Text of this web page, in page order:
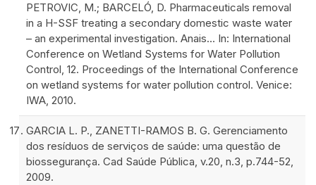
PETROVIC, M.; BARCELÓ, D. Pharmaceuticals removal
in a H-SSF treating a secondary domestic waste water
– an experimental investigation. Anais… In: International
Conference on Wetland Systems for Water Pollution
Control, 12. Proceedings of the International Conference
on wetland systems for water pollution control. Venice:
IWA, 2010.
GARCIA L. P., ZANETTI-RAMOS B. G. Gerenciamento
dos resíduos de serviços de saúde: uma questão de
biossegurança. Cad Saúde Pública, v.20, n.3, p.744-52,
2009.